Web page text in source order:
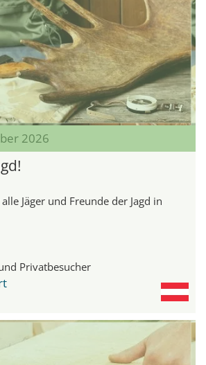
2026
Jäger und Freunde der Jagd in
Privatbesucher